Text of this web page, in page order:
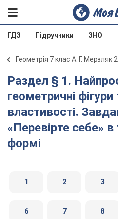
ГДЗ Підручники ЗНО
Геометрія 7 клас А. Г. Мерзляк
Раздел § 1. Найпростіші
геометричні фігури
властивості.
«Перевірте себе» в
формі
1 2 3
6 7 8